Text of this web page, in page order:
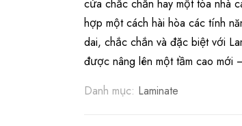
cửa chắc chắn hay một tòa nhà
hợp một cách hài hòa các tính
dai, chắc chắn và đặc biệt với
được nâng lên một tầm cao mới
Danh mục: Laminate